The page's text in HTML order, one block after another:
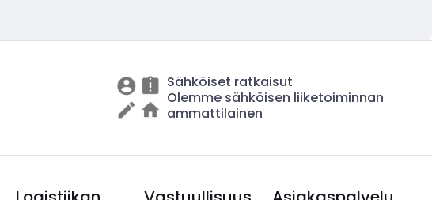
Sähköiset ratkaisut
Olemme sähköisen liiketoiminnan
ammattilainen